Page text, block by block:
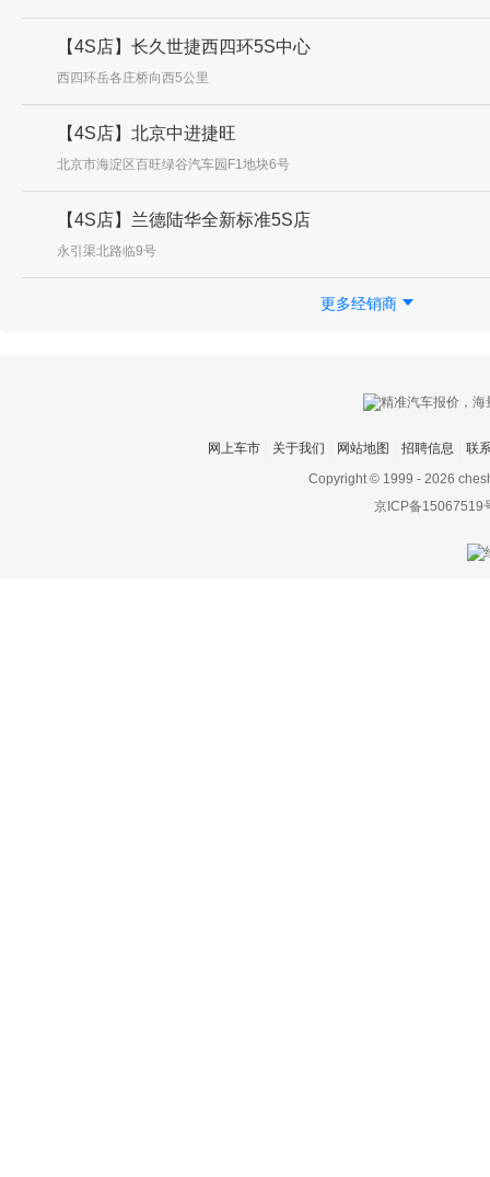
【4S店】长久世捷西四环5S中心
西四环岳各庄桥向西5公里
【4S店】北京中进捷旺
北京市海淀区百旺绿谷汽车园F1地块6号
【4S店】兰德陆华全新标准5S店
永引渠北路临9号
更多经销商
网上车市 关于我们 网站地图 招聘信息
联
Copyright © 1999 - 2026
京ICP备15067519